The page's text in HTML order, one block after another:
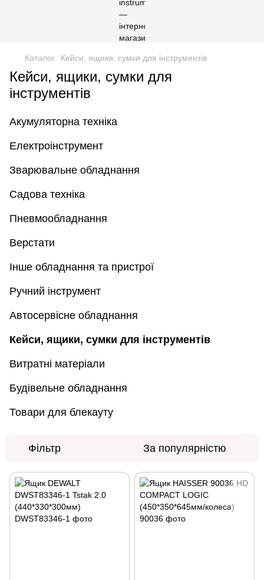
Каталог Кейси, ящики, сумки для інструментів
Кейси, ящики, сумки для
інструментів
Акумуляторна техніка
Електроінструмент
Зварювальне обладнання
Садова техніка
Пневмообладнання
Верстати
Інше обладнання та пристрої
Ручний інструмент
Автосервісне обладнання
Кейси, ящики, сумки для інструментів
Витратні матеріали
Будівельне обладнання
Товари для блекауту
Фільтр За популярністю